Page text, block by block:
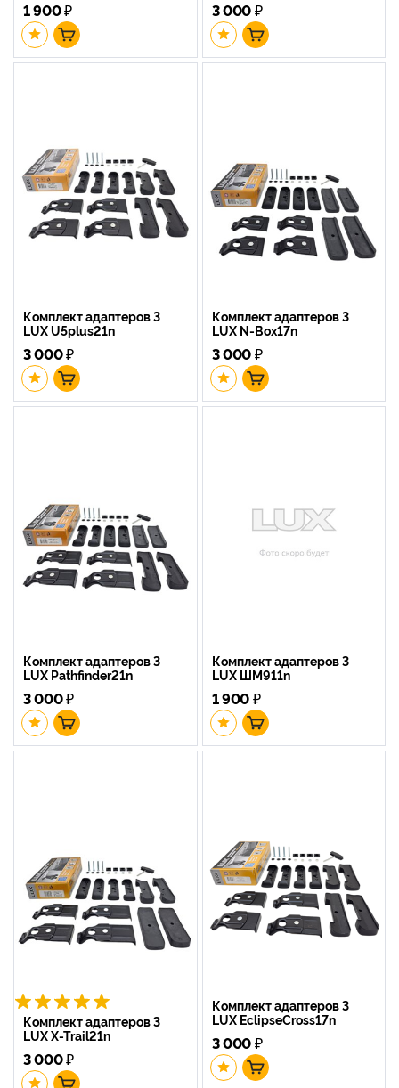
1 900₽ 3 000₽
Комплект адаптеров 3
LUX U5plus21n
3 000₽
Комплект адаптеров 3
LUX N-Box17n
3 000₽
Комплект адаптеров 3
LUX Pathfinder21n
3 000₽
Комплект адаптеров 3
LUX ШМ911n
1 900₽
Комплект адаптеров 3
LUX X-Trail21n
3 000₽
Комплект адаптеров 3
LUX EclipseCross17n
3 000₽